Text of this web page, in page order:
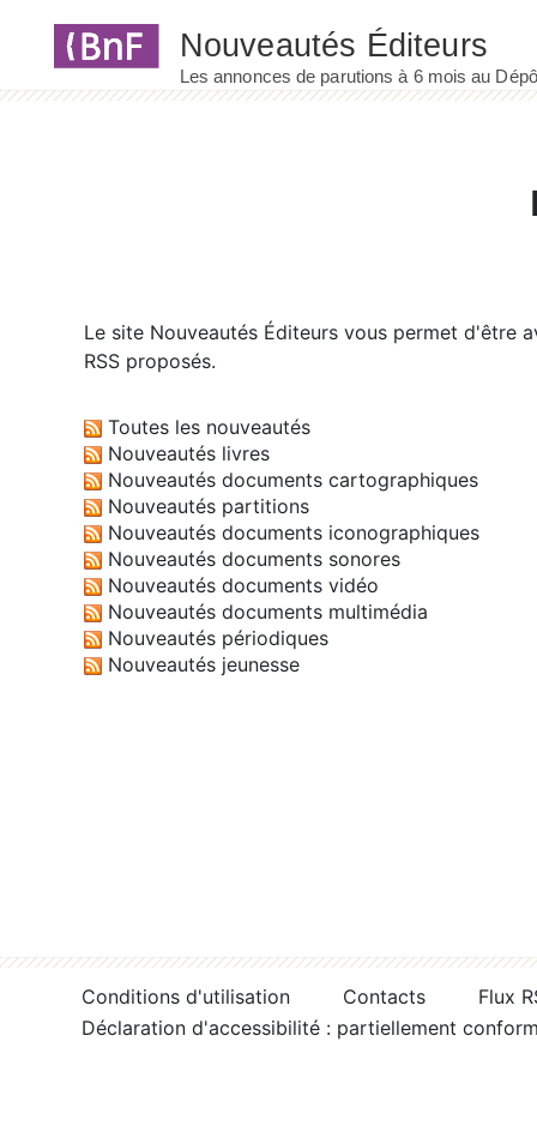
Le site Nouveautés Éditeurs vous permet d'être
RSS proposés.
Toutes les nouveautés
Nouveautés livres
Nouveautés documents cartographiques
Nouveautés partitions
Nouveautés documents iconographiques
Nouveautés documents sonores
Nouveautés documents vidéo
Nouveautés documents multimédia
Nouveautés périodiques
Nouveautés jeunesse
Conditions d'utilisation Contacts
Flux
Déclaration d'accessibilité : partiellement